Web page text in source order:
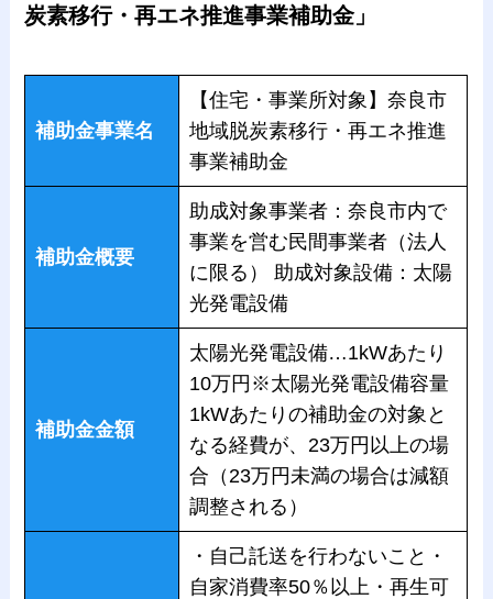
炭素移行・再エネ推進事業補助金」
補助金事業名
【住宅・事業所対象】奈良市
地域脱炭素移行・再エネ推進
事業補助金
補助金概要
助成対象事業者：奈良市内で
事業を営む民間事業者（法人
に限る） 助成対象設備：太陽
光発電設備
補助金金額
太陽光発電設備…1kWあたり
10万円※太陽光発電設備容量
1kWあたりの補助金の対象と
なる経費が、23万円以上の場
合（23万円未満の場合は減額
調整される）
・自己託送を行わないこと・
自家消費率50％以上・再生可